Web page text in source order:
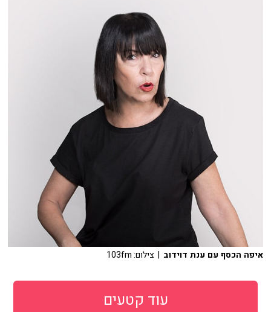
איפה הכסף עם ענת דוידוב | צילום: 103fm
עוד קטעים